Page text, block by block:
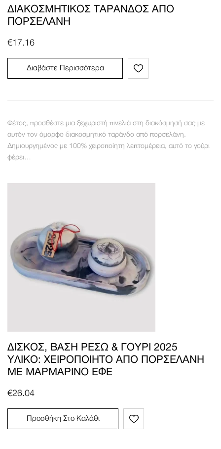
ΔΙΑΚΟΣΜΗΤΙΚΌΣ ΤΑΡΆΝΔΟΣ ΑΠΌ
ΠΟΡΣΕΛΆΝΗ
€17.16
Διαβάστε Περισσότερα
Φέτος, προσθέστε μια ξεχωριστή πινελιά στη διακόσμησή σας με
αυτόν τον όμορφο διακοσμητικό ταράνδο από πορσελάνη.
Δημιουργημένος με 100% χειροποίητη λεπτομέρεια, αυτό το γούρι
φέρει…
ΔΊΣΚΟΣ, ΒΆΣΗ ΡΕΣΏ & ΓΟΎΡΙ 2025
ΥΛΙΚΌ: ΧΕΙΡΟΠΟΊΗΤΟ ΑΠΌ ΠΟΡΣΕΛΆΝΗ
ΜΕ ΜΑΡΜΆΡΙΝΟ ΕΦΈ
€26.04
Προσθήκη Στο Καλάθι